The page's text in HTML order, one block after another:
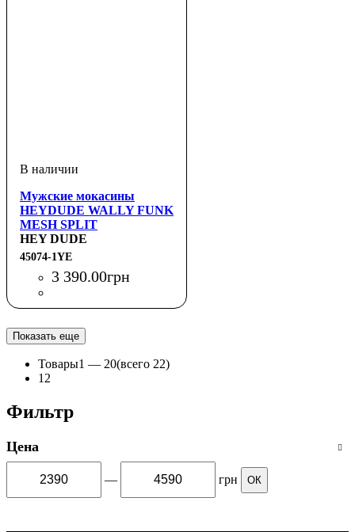
Мужские мокасины
HEYDUDE WALLY FUNK
MESH SPLIT
HEY DUDE
45074-1YE
3 390.00грн
Показать еще
Товары1 — 20(всего 22)
1 2
Фильтр
Цена
— грн ОК